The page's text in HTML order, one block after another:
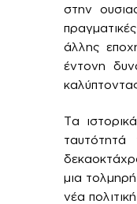
στην
άλλης
έντονη
Τα
μια
νέα